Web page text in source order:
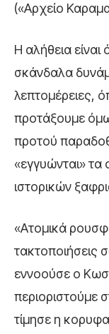
(«Αρχείο
Η αλήθεια
σκάνδαλα
λεπτομέρειες,
προτάξουμε
προτού
«εγγυώνται» τα
ιστορικών
«Ατομικά
τακτοποιήσεις
εννοούσε ο
περιοριστούμε
τίμησε η